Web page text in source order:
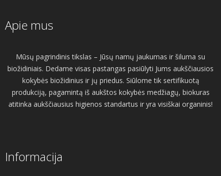
Apie mus
Mūsų pagrindinis tikslas – Jūsų namų jaukumas ir šiluma su
biožidiniais. Dedame visas pastangas pasiūlyti Jums aukščiausios
kokybės biožidinius ir jų priedus. Siūlome tik sertifikuotą
produkciją, pagamintą iš aukštos kokybės medžiagų, biokuras
atitinka aukščiausius higienos standartus ir yra visiškai organinis!
Informacija